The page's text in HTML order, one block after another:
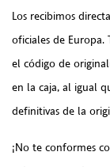
Los recibimos
oficiales de Europa.
el código de
en la caja, al igual
definitivas de la
¡No te conformes